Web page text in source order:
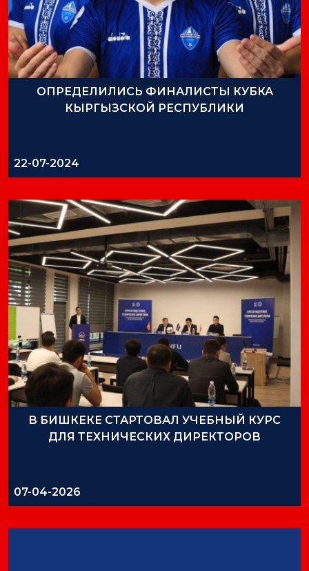
ОПРЕДЕЛИЛИСЬ ФИНАЛИСТЫ КУБКА
КЫРГЫЗСКОЙ РЕСПУБЛИКИ
22-07-2024
В БИШКЕКЕ СТАРТОВАЛ УЧЕБНЫЙ КУРС
ДЛЯ ТЕХНИЧЕСКИХ ДИРЕКТОРОВ
07-04-2026